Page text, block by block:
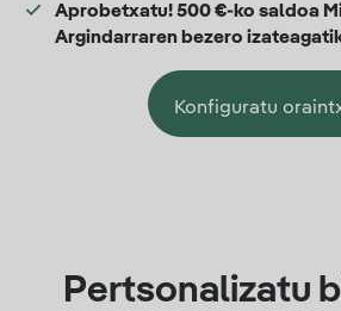
Aprobetxatu! 500 €-ko saldoa
Argindarraren bezero
Konfiguratu
Pertsonalizatu